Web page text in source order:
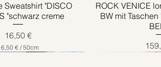
Sweatshirt "DISCO
"schwarz creme
Preis
16,50 €
€ /50cm
ROCK VENICE
BW mit